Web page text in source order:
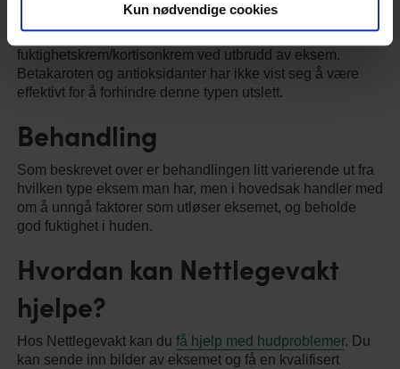
Kun nødvendige cookies
For denne eksemtypen er det viktig med begrensning i
soleksponering, solkrem med høy faktor og
fuktighetskrem/kortisonkrem ved utbrudd av eksem.
Betakaroten og antioksidanter har ikke vist seg å være
effektivt for å forhindre denne typen utslett.
Behandling
Som beskrevet over er behandlingen litt varierende ut fra
hvilken type eksem man har, men i hovedsak handler med
om å unngå faktorer som utløser eksemet, og beholde
god fuktighet i huden.
Hvordan kan Nettlegevakt
hjelpe?
Hos Nettlegevakt kan du få hjelp med hudproblemer. Du
kan sende inn bilder av eksemet og få en kvalifisert